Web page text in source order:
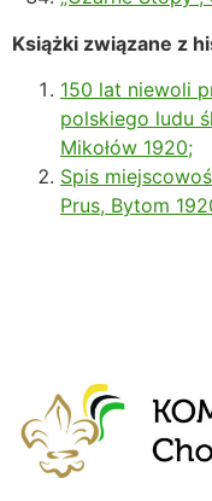
Książki związane z
150 lat niewoli
polskiego ludu
Mikołów 1920;
Spis
Prus, Bytom